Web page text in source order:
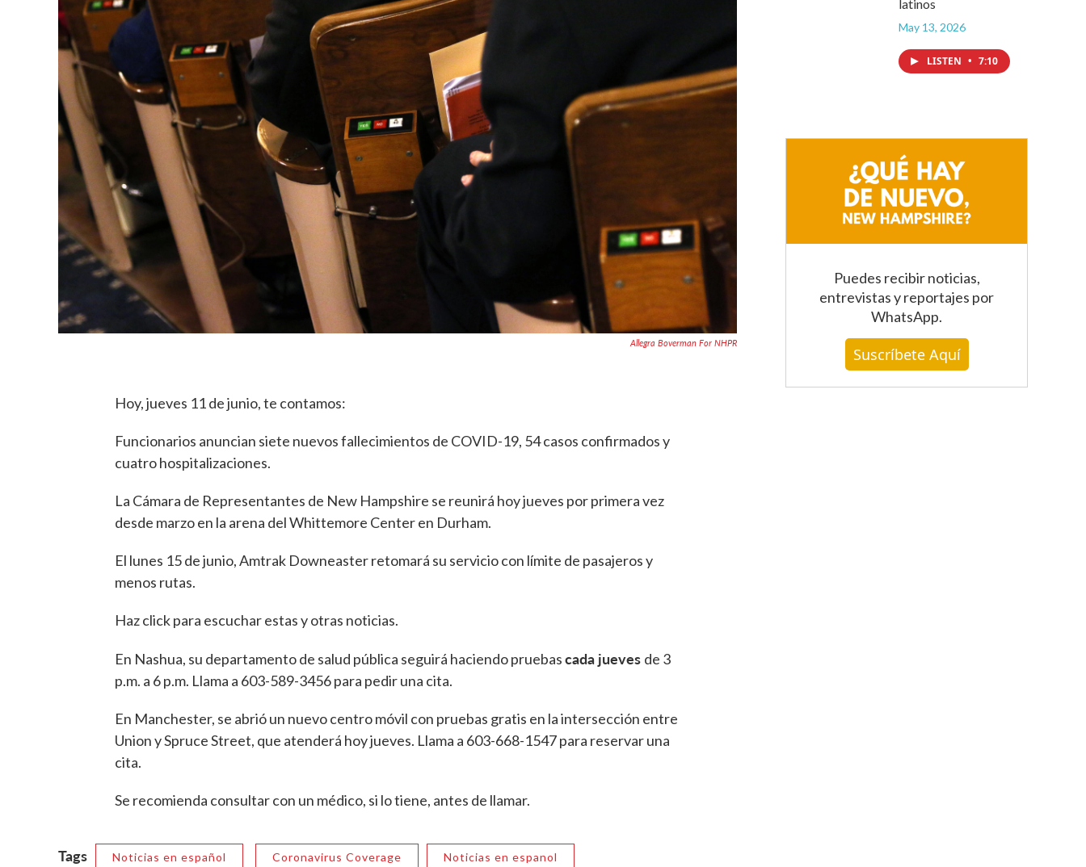
Allegra Boverman For NHPR
Hoy, jueves 11 de junio, te contamos:
Funcionarios anuncian siete nuevos fallecimientos de COVID-19, 54 casos confirmados y
cuatro hospitalizaciones.
La Cámara de Representantes de New Hampshire se reunirá hoy jueves por primera vez
desde marzo en la arena del Whittemore Center en Durham.
El lunes 15 de junio, Amtrak Downeaster retomará su servicio con límite de pasajeros y
menos rutas.
Haz click para escuchar estas y otras noticias.
En Nashua, su departamento de salud pública seguirá haciendo pruebascada jueves de 3
p.m. a 6 p.m. Llama a 603-589-3456 para pedir una cita.
En Manchester, se abrió un nuevo centro móvil con pruebas gratis en la intersección entre
Union y Spruce Street, que atenderá hoy jueves. Llama a 603-668-1547 para reservar una
cita.
Se recomienda consultar con un médico, si lo tiene, antes de llamar.
Tags Noticias en español Coronavirus Coverage Noticias en espanol
latinos
May 13, 2026
LISTEN • 7:10
Puedes recibir noticias,
entrevistas y reportajes por
WhatsApp.
Suscríbete Aquí